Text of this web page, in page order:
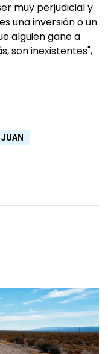
muy perjudicial y
una inversión o un
alguien gane a
son inexistentes",